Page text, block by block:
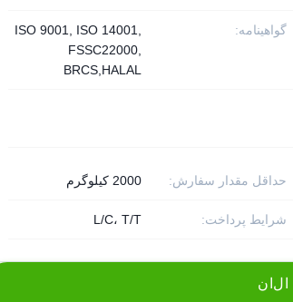
گواهینامه:
ISO 9001, ISO 14001,
FSSC22000,
BRCS,HALAL
حداقل مقدار سفارش: 2000 کیلوگرم
شرایط پرداخت: L/C، T/T
ل ن